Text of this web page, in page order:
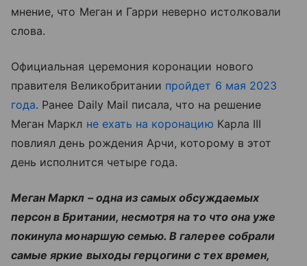
мнение, что Меган и Гарри неверно истолковали
слова.
Официальная церемония коронации нового
правителя Великобритании пройдет 6 мая 2023
года. Ранее Daily Mail писала, что на решение
Меган Маркл не ехать на коронацию Карла III
повлиял день рождения Арчи, которому в этот
день исполнится четыре года.
Меган Маркл – одна из самых обсуждаемых
персон в Британии, несмотря на то что она уже
покинула монаршую семью. В галерее собрали
самые яркие выходы герцогини с тех времен,